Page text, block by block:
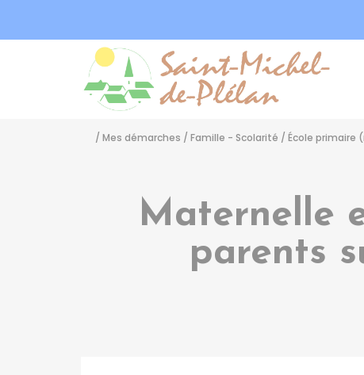
/ Mes démarches / Famille - Scolarité / École primaire
Maternelle
parents